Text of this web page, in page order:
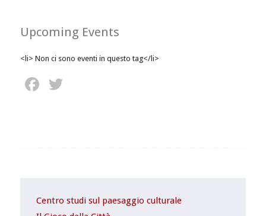
Upcoming Events
<li> Non ci sono eventi in questo tag</li>
Facebook
Centro studi sul paesaggio culturale